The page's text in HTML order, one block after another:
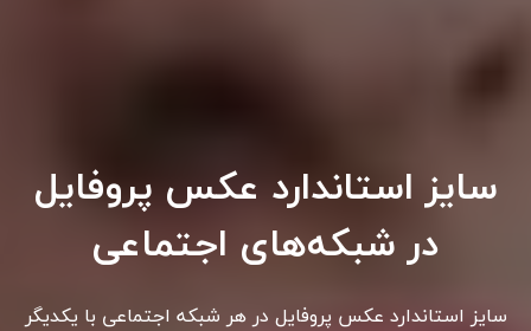
سایز استاندارد عکس پروفایل
در شبکه‌های اجتماعی
سایز استاندارد عکس پروفایل در هر شبکه اجتماعی با یکدیگر